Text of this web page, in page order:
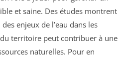
et saine. Des études montrent
enjeux de l’eau dans les
territoire peut contribuer à une
naturelles. Pour en